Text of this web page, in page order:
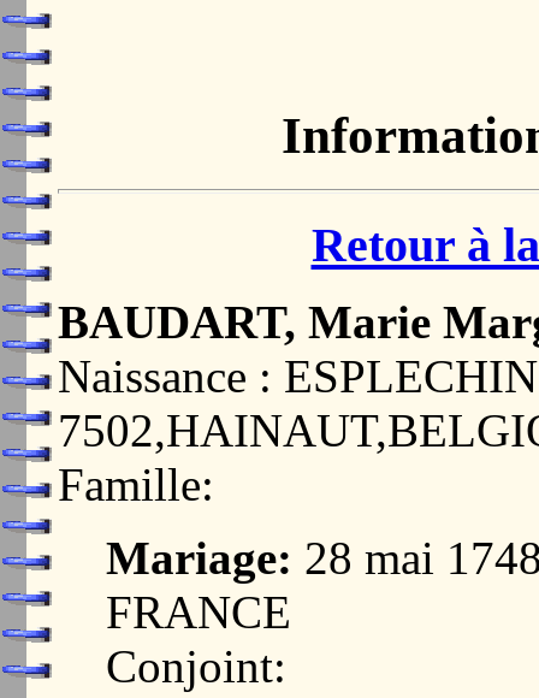
Retour à
BAUDART, Marie
Naissance :
Famille:
Mariage: 28 mai
FRANCE
Conjoint: